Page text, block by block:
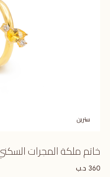
سترين
خاتم ملكة المجرات السكني
360 د.ب